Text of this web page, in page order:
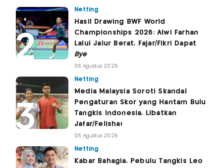
Netting
Hasil Drawing BWF World
Championships 2026: Alwi Farhan
Lalui Jalur Berat, Fajar/Fikri Dapat
Bye
06 Agustus 2026
Netting
Media Malaysia Soroti Skandal
Pengaturan Skor yang Hantam Bulu
Tangkis Indonesia, Libatkan
Jafar/Felisha!
05 Agustus 2026
Netting
Kabar Bahagia, Pebulu Tangkis Leo